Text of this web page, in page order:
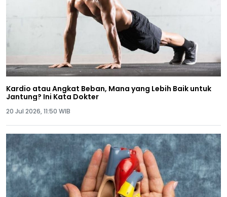
Kardio atau Angkat Beban, Mana yang Lebih Baik untuk
Jantung? Ini Kata Dokter
20 Jul 2026, 11:50 WIB